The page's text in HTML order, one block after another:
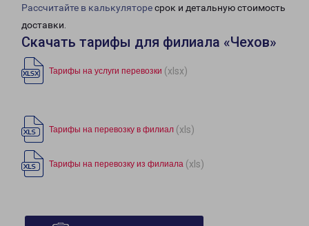
Рассчитайте в калькуляторесрок и детальную стоимость
доставки.
Скачать тарифы для филиала «Чехов»
Тарифы на услуги перевозки (xlsx)
Тарифы на перевозку в филиал (xls)
Тарифы на перевозку из филиала (xls)